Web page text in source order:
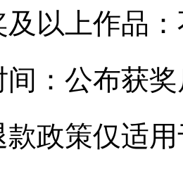
以上作品：
公布获奖
策仅适用